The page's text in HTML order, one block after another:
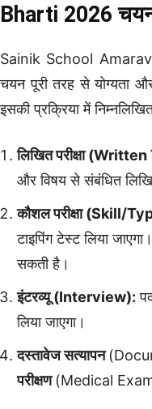
Bharti 2026 चयन
Sainik School
चयन पूरी तरह से योग्यता
इसकी प्रक्रिया में
लिखित परीक्षा
और विषय से संबंधित लिखित
कौशल परीक्षा (Skill/
टाइपिंग टेस्ट लिया
सकती है।
इंटरव्यू (Interview):
लिया जाएगा।
दस्तावेज सत्यापन
परीक्षण (Medical